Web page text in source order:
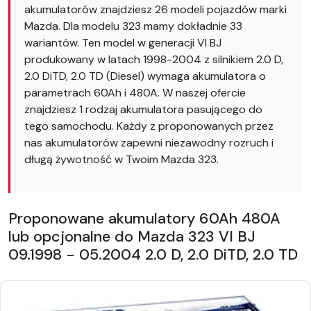
akumulatorów znajdziesz 26 modeli pojazdów marki
Mazda. Dla modelu 323 mamy dokładnie 33
wariantów. Ten model w generacji VI BJ
produkowany w latach 1998-2004 z silnikiem 2.0 D,
2.0 DiTD, 2.0 TD (Diesel) wymaga akumulatora o
parametrach 60Ah i 480A. W naszej ofercie
znajdziesz 1 rodzaj akumulatora pasującego do
tego samochodu. Każdy z proponowanych przez
nas akumulatorów zapewni niezawodny rozruch i
długą żywotność w Twoim Mazda 323.
Proponowane akumulatory 60Ah 480A
lub opcjonalne do Mazda 323 VI BJ
09.1998 - 05.2004 2.0 D, 2.0 DiTD, 2.0 TD